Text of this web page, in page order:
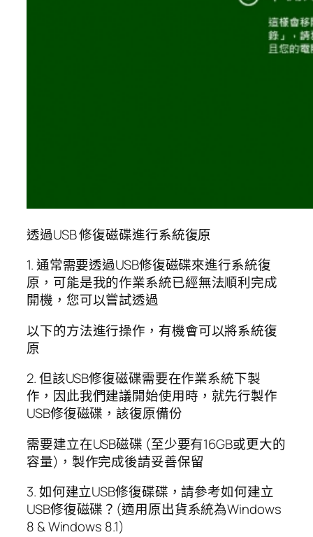
透過USB 修復磁碟進行系統復原
1. 通常需要透過USB修復磁碟來進行系統復
原，可能是我的作業系統已經無法順利完成
開機，您可以嘗試透過
以下的方法進行操作，有機會可以將系統復
原
2. 但該USB修復磁碟需要在作業系統下製
作，因此我們建議開始使用時，就先行製作
USB修復磁碟，該復原備份
需要建立在USB磁碟 (至少要有16GB或更大的
容量)，製作完成後請妥善保留
3. 如何建立USB修復碟碟，請參考如何建立
USB修復磁碟？(適用原出貨系統為Windows
8 & Windows 8.1)